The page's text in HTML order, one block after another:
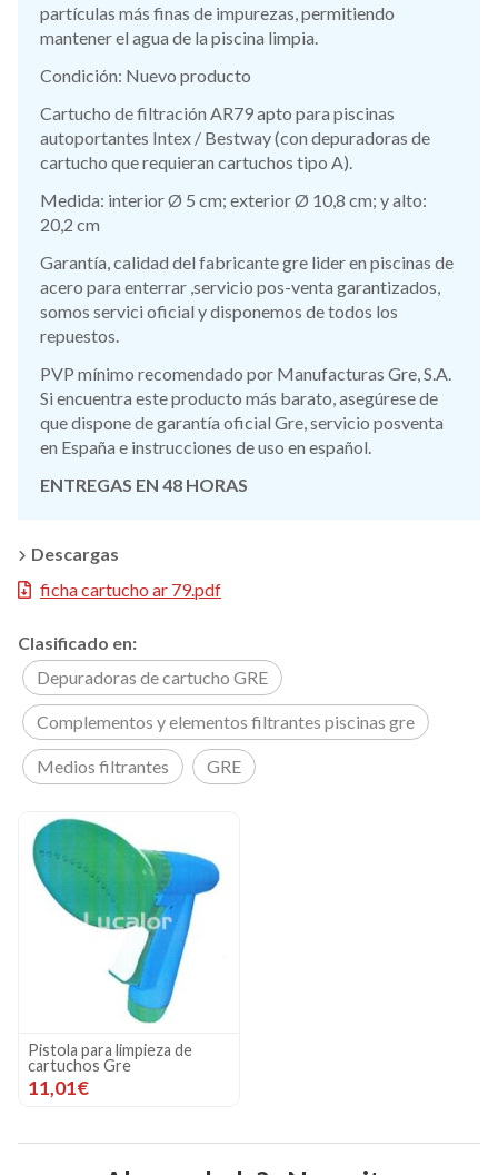
partículas más finas de impurezas, permitiendo
mantener el agua de la piscina limpia.
Condición: Nuevo producto
Cartucho de filtración AR79 apto para piscinas
autoportantes Intex / Bestway (con depuradoras de
cartucho que requieran cartuchos tipo A).
Medida: interior Ø 5 cm; exterior Ø 10,8 cm; y alto:
20,2 cm
Garantía, calidad del fabricante gre lider en piscinas de
acero para enterrar ,servicio pos-venta garantizados,
somos servici oficial y disponemos de todos los
repuestos.
PVP mínimo recomendado por Manufacturas Gre, S.A.
Si encuentra este producto más barato, asegúrese de
que dispone de garantía oficial Gre, servicio posventa
en España e instrucciones de uso en español.
ENTREGAS EN 48 HORAS
Descargas
ficha cartucho ar 79.pdf
Clasificado en:
Depuradoras de cartucho GRE
Complementos y elementos filtrantes piscinas gre
Medios filtrantes GRE
Pistola para limpieza de
cartuchos Gre
11,01€